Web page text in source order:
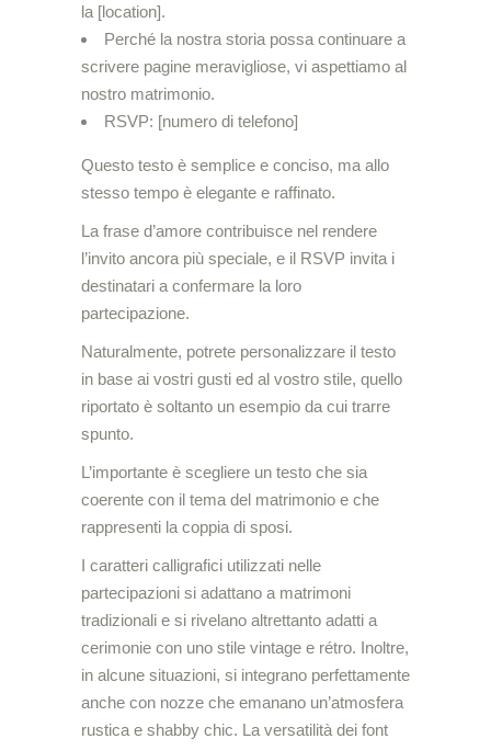
la [location].
Perché la nostra storia possa continuare a
scrivere pagine meravigliose, vi aspettiamo al
nostro matrimonio.
RSVP: [numero di telefono]
Questo testo è semplice e conciso, ma allo
stesso tempo è elegante e raffinato.
La frase d’amore contribuisce nel rendere
l’invito ancora più speciale, e il RSVP invita i
destinatari a confermare la loro
partecipazione.
Naturalmente, potrete personalizzare il testo
in base ai vostri gusti ed al vostro stile, quello
riportato è soltanto un esempio da cui trarre
spunto.
L’importante è scegliere un testo che sia
coerente con il tema del matrimonio e che
rappresenti la coppia di sposi.
I caratteri calligrafici utilizzati nelle
partecipazioni si adattano a matrimoni
tradizionali e si rivelano altrettanto adatti a
cerimonie con uno stile vintage e rétro. Inoltre,
in alcune situazioni, si integrano perfettamente
anche con nozze che emanano un’atmosfera
rustica e shabby chic. La versatilità dei font